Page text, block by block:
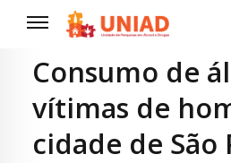
Consumo de
vítimas de
cidade de São